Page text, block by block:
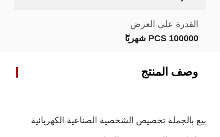
القدرة على العرض
100000 PCS شهريًا
وصف المنتج
بيع بالجملة تخصيص الشخصية الصناعية الكهربائية